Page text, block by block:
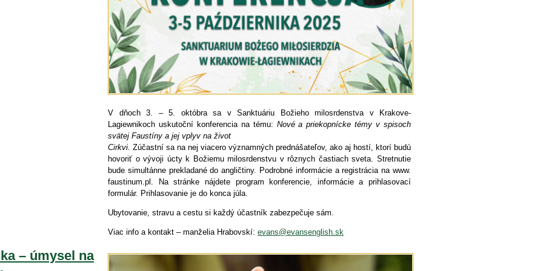
V dňoch 3. – 5. októbra sa v Sanktuáriu Božieho milosrdenstva v Krakove-
Lagiewnikoch uskutoční konferencia na tému: Nové a priekopnícke témy v spisoch
svätej Faustíny a jej vplyv na život
Cirkvi. Zúčastní sa na nej viacero významných prednášateľov, ako aj hostí, ktorí budú
hovoriť o vývoji úcty k Božiemu milosrdenstvu v rôznych častiach sveta. Stretnutie
bude simultánne prekladané do angličtiny. Podrobné informácie a registrácia na www.
faustinum.pl. Na stránke nájdete program konferencie, informácie a prihlasovací
formulár. Prihlasovanie je do konca júla.
Ubytovanie, stravu a cestu si každý účastník zabezpečuje sám.
Viac info a kontakt – manželia Hrabovskí: evans@evansenglish.sk
– úmysel na